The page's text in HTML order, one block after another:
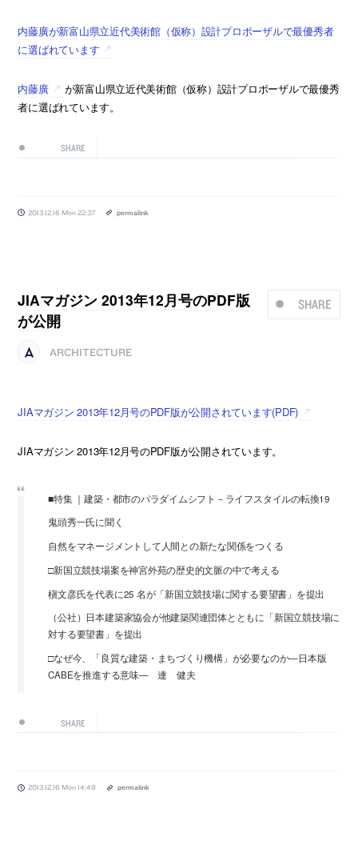
内藤廣が新富山県立近代美術館（仮称）設計プロポーザルで最優秀者
に選ばれています
内藤廣
が新富山県立近代美術館（仮称）設計プロポーザルで最優秀
者に選ばれています。
SHARE
2013.12.16 Mon 22:37 permalink
SHARE
JIAマガジン 2013年12月号のPDF版
が公開
ARCHITECTURE
JIAマガジン 2013年12月号のPDF版が公開されています(PDF)
JIAマガジン 2013年12月号のPDF版が公開されています。
■特集 ｜建築・都市のパラダイムシフト－ライフスタイルの転換19
鬼頭秀一氏に聞く
自然をマネージメントして人間との新たな関係をつくる
□新国立競技場案を神宮外苑の歴史的文脈の中で考える
槇文彦氏を代表に25 名が「新国立競技場に関する要望書」を提出
（公社）日本建築家協会が他建築関連団体とともに「新国立競技場に
対する要望書」を提出
□なぜ今、「良質な建築・まちづくり機構」が必要なのか—日本版
CABEを推進する意味— 連 健夫
SHARE
2013.12.16 Mon 14:48 permalink